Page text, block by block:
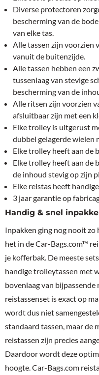
Diverse protectoren
bescherming van de
van elke tas.
Alle tassen zijn voorzien
vanuit de buitenzijde.
Alle tassen hebben een
tussenlaag van stevige
bescherming van de
Alle ritsen zijn voorzien
afsluitbaar zijn met een
Elke trolley is uitgerust
dubbel gelagerde wielen
Elke trolley heeft aan de
Elke trolley heeft aan de
de inhoud stevig op zijn
Elke reistas heeft
3 jaar garantie op
Handig & snel
Inpakken ging nog nooit zo
het in de Car-Bags.com™
je kofferbak. De meeste
handige trolleytassen met
bovenlaag van bijpassende
reistassenset is exact op
wordt dus niet
standaard tassen, maar de
reistassen zijn precies
Daardoor wordt deze
hoogte. Car-Bags.com